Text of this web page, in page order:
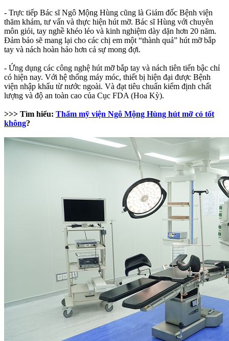
- Trực tiếp Bác sĩ Ngô Mộng Hùng cũng là Giám đốc Bệnh viện
thăm khám, tư vấn và thực hiện hút mỡ. Bác sĩ Hùng với chuyên
môn giỏi, tay nghề khéo léo và kinh nghiệm dày dặn hơn 20 năm.
Đảm bảo sẽ mang lại cho các chị em một “thành quả” hút mỡ bắp
tay và nách hoàn hảo hơn cả sự mong đợi.
- Ứng dụng các công nghệ hút mỡ bắp tay và nách tiên tiến bậc chỉ
có hiện nay. Với hệ thống máy móc, thiết bị hiện đại được Bệnh
viện nhập khẩu từ nước ngoài. Và đạt tiêu chuẩn kiểm định chất
lượng và độ an toàn cao của Cục FDA (Hoa Kỳ).
>>> Tìm hiểu: Thẩm mỹ viện Ngô Mộng Hùng hút mỡ có tốt
không?